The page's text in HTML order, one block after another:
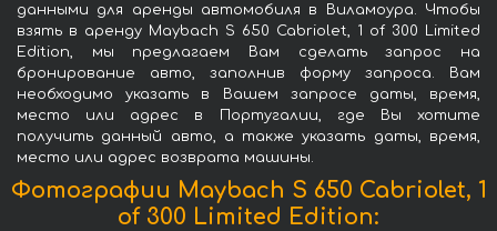
данными для аренды автомобиля в Виламоура. Чтобы
взять в аренду Maybach S 650 Cabriolet, 1 of 300 Limited
Edition, мы предлагаем Вам сделать запрос на
бронирование авто, заполнив форму запроса. Вам
необходимо указать в Вашем запросе даты, время,
место или адрес в Португалии, где Вы хотите
получить данный авто, а также указать даты, время,
место или адрес возврата машины.
Фотографии Maybach S 650 Cabriolet, 1
of 300 Limited Edition: